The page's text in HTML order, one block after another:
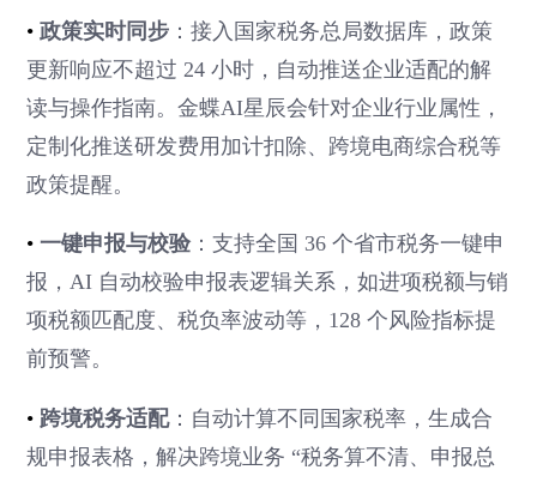
•政策实时同步 ：接入国家税务总局数据库，政策
更新响应不超过 24 小时，自动推送企业适配的解
读与操作指南。金蝶AI星辰会针对企业行业属性，
定制化推送研发费用加计扣除、跨境电商综合税等
政策提醒。
•一键申报与校验：支持全国 36 个省市税务一键申
报，AI 自动校验申报表逻辑关系，如进项税额与销
项税额匹配度、税负率波动等，128 个风险指标提
前预警。
• 跨境税务适配：自动计算不同国家税率，生成合
规申报表格，解决跨境业务 “税务算不清、申报总